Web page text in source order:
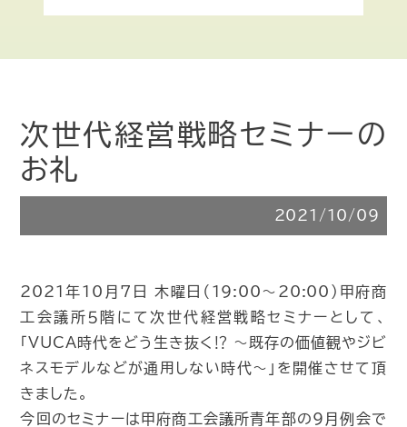
次世代経営戦略セミナーの
お礼
2021/10/09
2021年10月7日 木曜日（19:00〜20:00）甲府商
工会議所５階にて次世代経営戦略セミナーとして、
「VUCA時代をどう生き抜く⁉︎ 〜既存の価値観やジビ
ネスモデルなどが通用しない時代〜」を開催させて頂
きました。
今回のセミナーは甲府商工会議所青年部の9月例会で